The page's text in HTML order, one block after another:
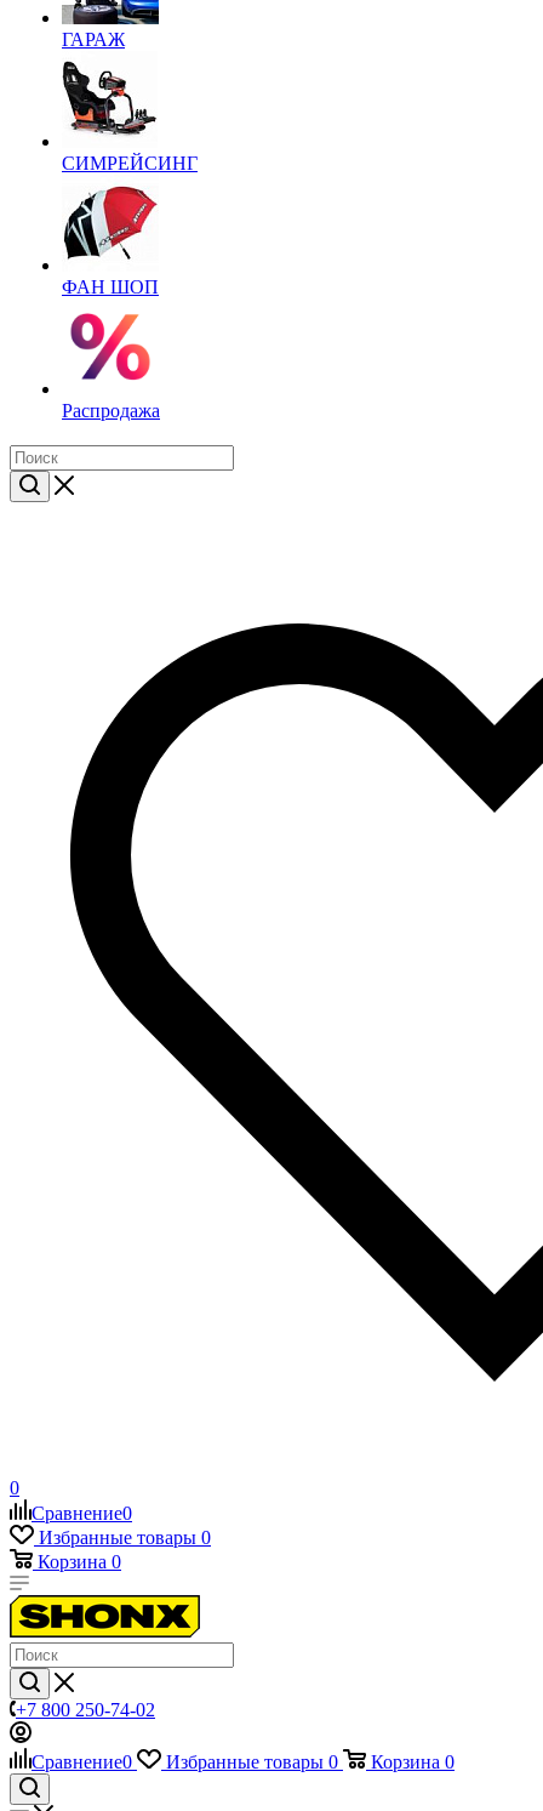
ГАРАЖ
СИМРЕЙСИНГ
ФАН ШОП
Распродажа
0
Сравнение0
Избранные товары 0
Корзина 0
+7 800 250-74-02
Сравнение0 Избранные товары 0 Корзина 0